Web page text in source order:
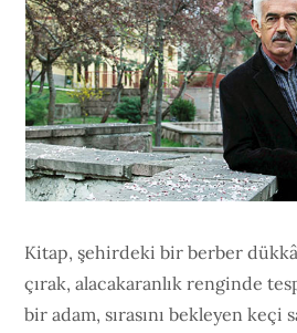
Kitap, şehirdeki bir berber
çırak, alacakaranlık renginde
bir adam, sırasını bekleyen keçi